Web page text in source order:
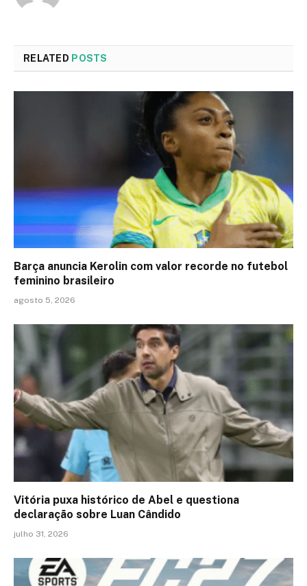
RELATED POSTS
Barça anuncia Kerolin com valor recorde no futebol
feminino brasileiro
agosto 5, 2026
Vitória puxa histórico de Abel e questiona
declaração sobre Luan Cândido
julho 31, 2026